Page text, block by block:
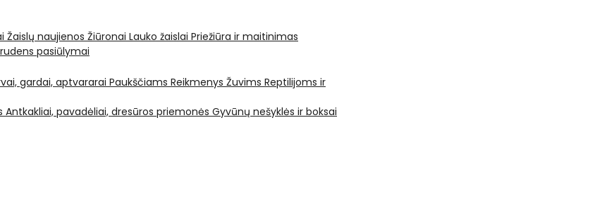
Žaislų naujienos Žiūronai Lauko žaislai Priežiūra ir maitinimas
pasiūlymai
gardai, aptvararai Paukščiams Reikmenys Žuvims Reptilijoms ir
Antkakliai, pavadėliai, dresūros priemonės Gyvūnų nešyklės ir boksai